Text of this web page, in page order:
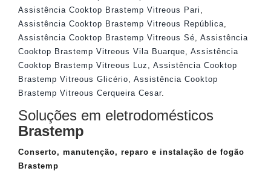
Assistência Cooktop Brastemp Vitreous Pari
Assistência Cooktop Brastemp Vitreous República
Assistência Cooktop Brastemp Vitreous Sé
Assistência
Cooktop Brastemp Vitreous Vila Buarque
Assistência
Cooktop Brastemp Vitreous Luz
Assistência Cooktop
Brastemp Vitreous Glicério
Assistência Cooktop
Brastemp Vitreous Cerqueira Cesar.
Soluções em eletrodomésticos
Brastemp
Conserto, manutenção, reparo e instalação de fogão
Brastemp